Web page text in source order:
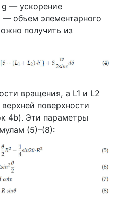
g — ускорение
— объем элементарного
получить из
вращения, а L1 и L2
поверхности
4b). Эти параметры
(5)–(8):